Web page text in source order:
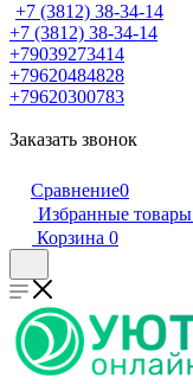
+7 (3812) 38-34-14
+7 (3812) 38-34-14
+79039273414
+79620484828
+79620300783
Заказать звонок
Сравнение0
Избранные товары
Корзина 0